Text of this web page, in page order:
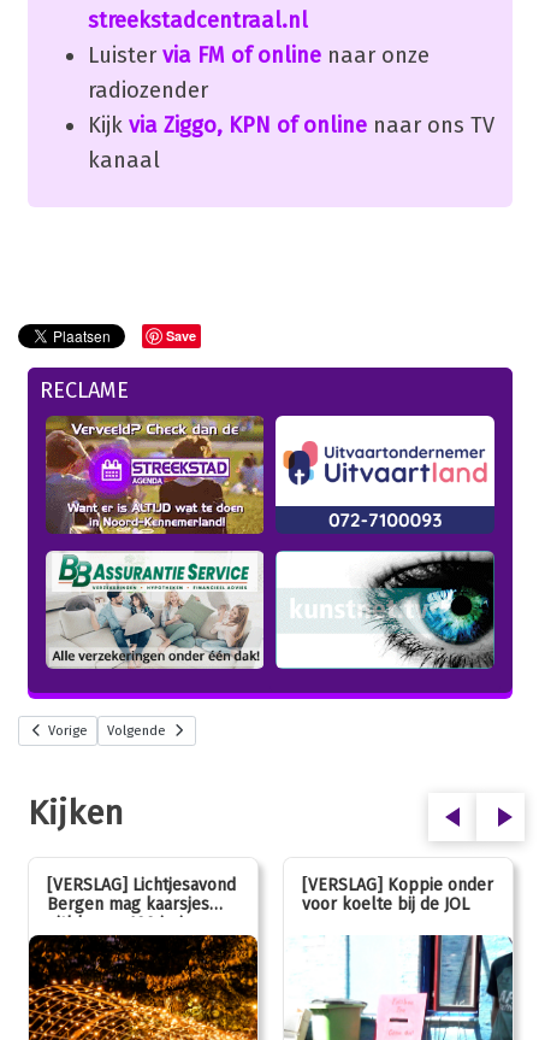
streekstadcentraal.nl
Luister via FM of onlinenaar onze
radiozender
Kijk via Ziggo, KPN of onlinenaar ons TV
kanaal
Save
RECLAME
Vorige Volgende
Kijken
[VERSLAG] Lichtjesavond
Bergen mag kaarsjes
uitblazen: 100 jarig
jubileum!
[VERSLAG] Koppie onder
voor koelte bij de JOL